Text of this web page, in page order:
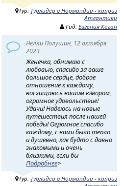
Тур: Турлидер в Нормандии - каприз
Атлантики
Гид:Евгения Коган
Нелли Полушин, 12 октября
2023
Женечка, обнимаю с
любовью, спасибо за ваше
большое сердце, доброе
отношение к каждому,
восхищаюсь вашим юмором,
огромное удовольствие!
Удачи! Надеюсь на новые
путешествия после нашей
победы! Огромное спасибо
каждому, с вами было тепло
и душевно, как будто с давно
знакомыми и очень
близкими, если бы
Подробнее>
Тур: Турлидер в Нормандии - каприз